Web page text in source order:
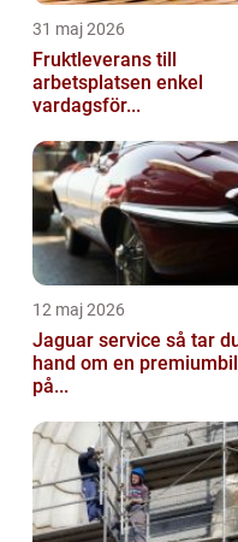
31 maj 2026
Fruktleverans till
arbetsplatsen enkel
vardagsför...
12 maj 2026
Jaguar service så tar du
hand om en premiumbil
på...